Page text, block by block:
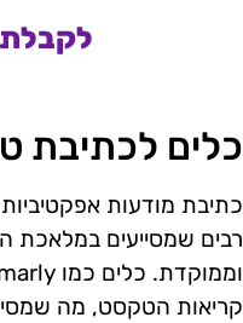
לקבלת
כלים לכתיבת
כתיבת מודעות
רבים שמסייעים במלאכת
קריאות הטקסט, מה